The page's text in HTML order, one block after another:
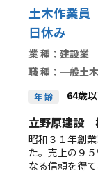
土木作業
日休み
業 種： 建設業
職 種： 一般土
年 齢 64歳
立野原建設
昭和３１年創
た。売上の９
なる信頼を得